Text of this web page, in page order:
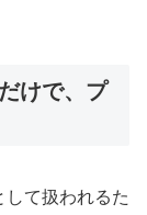
けで、プ
て扱われるた